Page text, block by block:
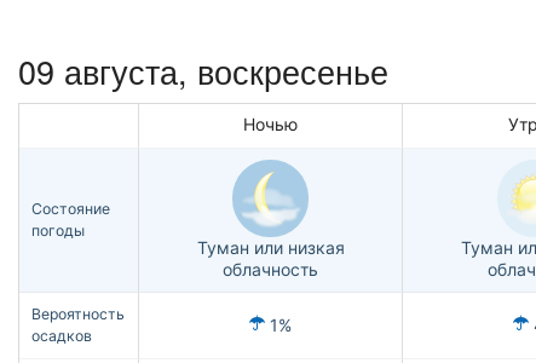
09 августа, воскресенье
Ночью
Состояние
погоды
Туман или низкая
облачность
Туман
Вероятность
осадков
1%